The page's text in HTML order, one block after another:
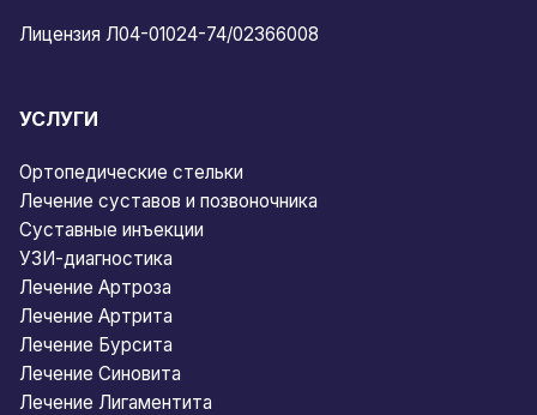
Лицензия Л04-01024-74/02366008
УСЛУГИ
Ортопедические стельки
Лечение суставов и позвоночника
Суставные инъекции
УЗИ-диагностика
Лечение Артроза
Лечение Артрита
Лечение Бурсита
Лечение Синовита
Лечение Лигаментита